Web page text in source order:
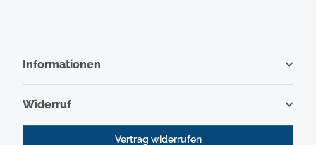
Informationen
Widerruf
Vertrag widerrufen